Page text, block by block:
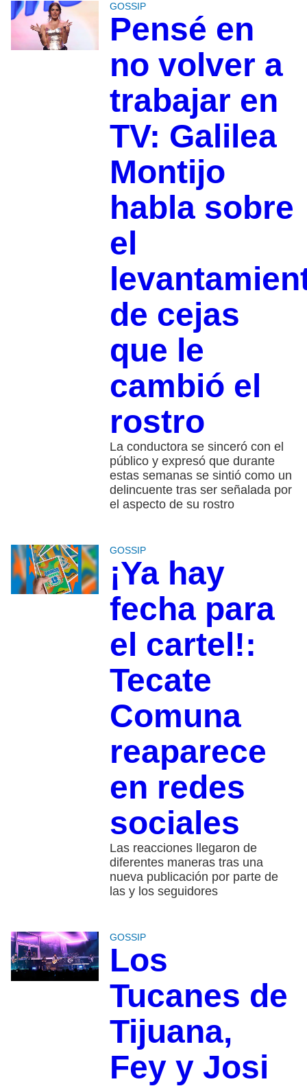
GOSSIP
Pensé en
no volver a
trabajar en
TV: Galilea
Montijo
habla sobre
el
de cejas
que le
cambió el
rostro
La conductora se sinceró con el
público y expresó que durante
estas semanas se sintió como un
delincuente tras ser señalada por
el aspecto de su rostro
GOSSIP
¡Ya hay
fecha para
el cartel!:
Tecate
Comuna
reaparece
en redes
sociales
Las reacciones llegaron de
diferentes maneras tras una
nueva publicación por parte de
las y los seguidores
GOSSIP
Los
Tucanes de
Tijuana,
Fey y Josi